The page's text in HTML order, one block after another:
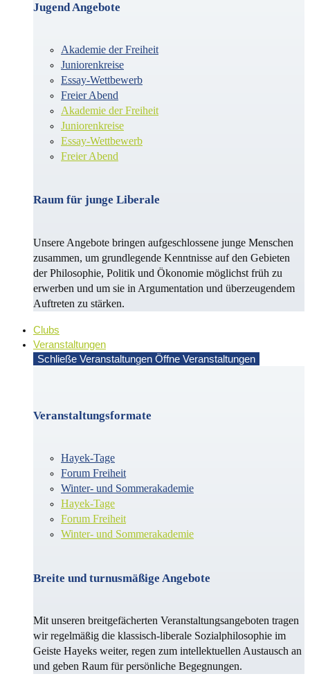
Jugend Angebote
Akademie der Freiheit
Juniorenkreise
Essay-Wettbewerb
Freier Abend
Akademie der Freiheit
Juniorenkreise
Essay-Wettbewerb
Freier Abend
Raum für junge Liberale
Unsere Angebote bringen aufgeschlossene junge Menschen
zusammen, um grundlegende Kenntnisse auf den Gebieten
der Philosophie, Politik und Öko­no­mie möglichst früh zu
erwerben und um sie in Argu­men­ta­tion und überzeugendem
Auf­treten zu stärken.
Clubs
Veranstaltungen
Schließe Veranstaltungen Öffne Veranstaltungen
Veranstaltungsformate
Hayek-Tage
Forum Freiheit
Winter- und Sommerakademie
Hayek-Tage
Forum Freiheit
Winter- und Sommerakademie
Breite und turnusmäßige Angebote
Mit unseren breitgefächerten Veranstaltungsangeboten tragen
wir regelmäßig die klassisch-liberale Sozialphilosophie im
Geiste Hayeks weiter, regen zum intellektuellen Austausch an
und geben Raum für persönliche Begegnungen.